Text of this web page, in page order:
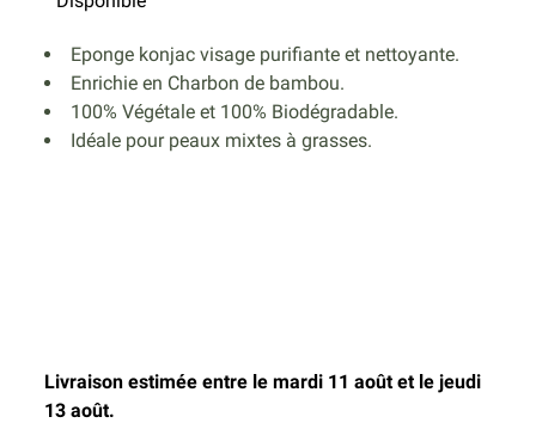
Eponge konjac visage purifiante et nettoyante.
Enrichie en Charbon de bambou.
100% Végétale et 100% Biodégradable.
Idéale pour peaux mixtes à grasses.
Livraison estimée entre le mardi 11 août et le jeudi
13 août.